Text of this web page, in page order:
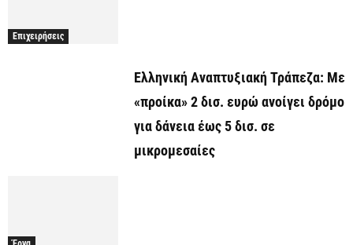
Επιχειρήσεις
Ελληνική Αναπτυξιακή Τράπεζα: Με
«προίκα» 2 δισ. ευρώ ανοίγει δρόμο
για δάνεια έως 5 δισ. σε
μικρομεσαίες